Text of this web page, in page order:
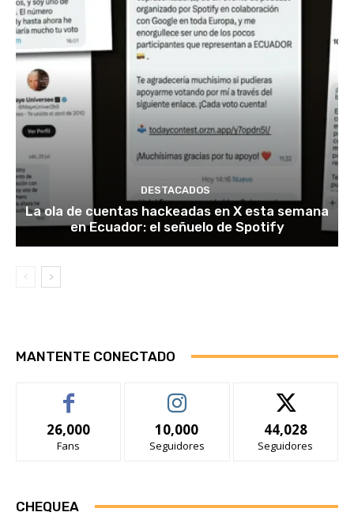
DESTACADOS
La ola de cuentas hackeadas en X esta semana
en Ecuador: el señuelo de Spotify
MANTENTE CONECTADO
26,000
Fans
10,000
Seguidores
44,028
Seguidores
CHEQUEA